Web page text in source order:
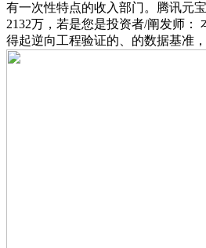
有一次性特点的收入部门。腾讯元
2132万，若是您是投资者/阐发师：
得起逆向工程验证的、的数据基准